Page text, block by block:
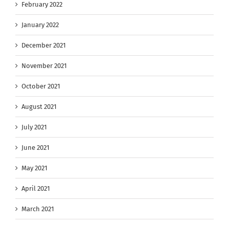
February 2022
January 2022
December 2021
November 2021
October 2021
August 2021
July 2021
June 2021
May 2021
April 2021
March 2021